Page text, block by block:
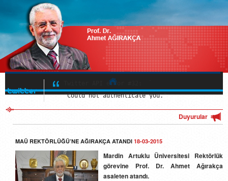
Güncel
İletişim
Twitter API error #32:
"Could not authenticate you."
Twitter API error #32:
"Could not authenticate you."
Duyurular
MAÜ REKTÖRLÜĞÜ’NE AĞIRAKÇA ATANDI 18-03-2015
Mardin Artuklu Üniversitesi Rektörlük
görevine Prof. Dr. Ahmet Ağırakça
asaleten atandı.